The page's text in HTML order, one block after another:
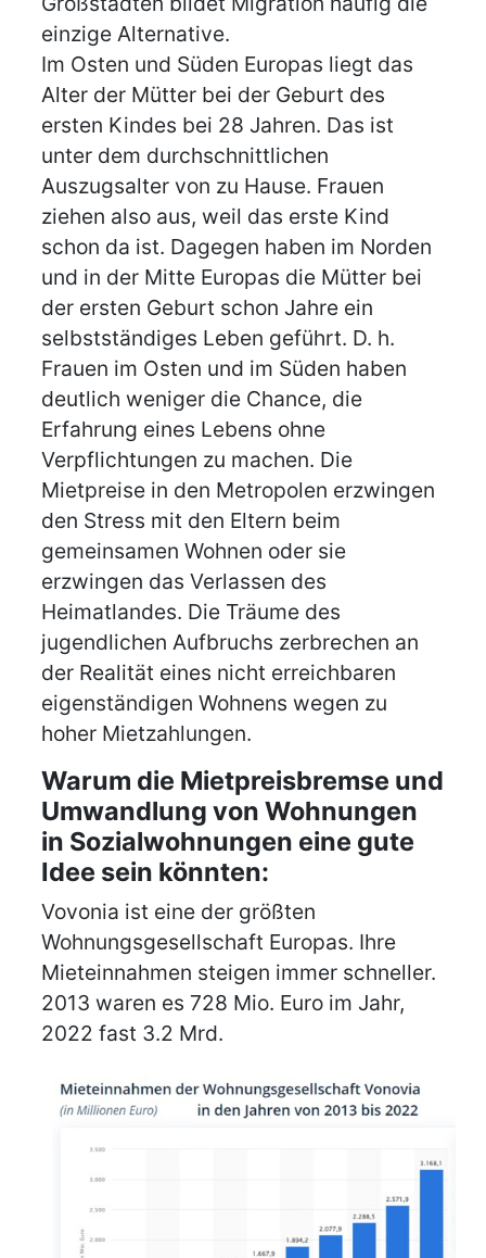
einzige Alternative.
Im Osten und Süden Europas liegt das
Alter der Mütter bei der Geburt des
ersten Kindes bei 28 Jahren. Das ist
unter dem durchschnittlichen
Auszugsalter von zu Hause. Frauen
ziehen also aus, weil das erste Kind
schon da ist. Dagegen haben im Norden
und in der Mitte Europas die Mütter bei
der ersten Geburt schon Jahre ein
selbstständiges Leben geführt. D. h.
Frauen im Osten und im Süden haben
deutlich weniger die Chance, die
Erfahrung eines Lebens ohne
Verpflichtungen zu machen. Die
Mietpreise in den Metropolen erzwingen
den Stress mit den Eltern beim
gemeinsamen Wohnen oder sie
erzwingen das Verlassen des
Heimatlandes. Die Träume des
jugendlichen Aufbruchs zerbrechen an
der Realität eines nicht erreichbaren
eigenständigen Wohnens wegen zu
hoher Mietzahlungen.
Warum die Mietpreisbremse und
Umwandlung von Wohnungen
in Sozialwohnungen eine gute
Idee sein könnten:
Vovonia ist eine der größten
Wohnungsgesellschaft Europas. Ihre
Mieteinnahmen steigen immer schneller.
2013 waren es 728 Mio. Euro im Jahr,
2022 fast 3.2 Mrd.